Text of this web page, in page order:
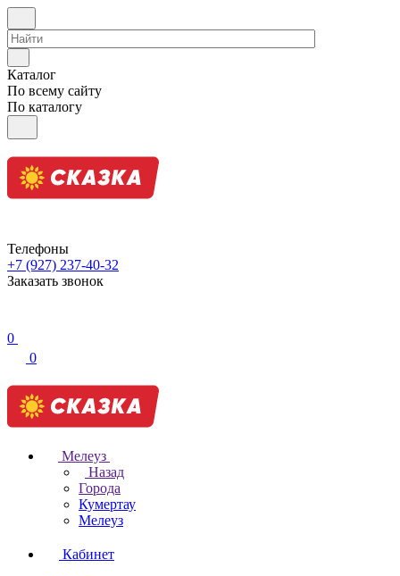
Каталог
По всему сайту
По каталогу
Телефоны
+7 (927) 237-40-32
Заказать звонок
0
0
Мелеуз
Назад
Города
Кумертау
Мелеуз
Кабинет